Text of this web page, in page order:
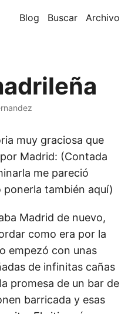
Blog Buscar Archivo
muy graciosa que
Madrid: (Contada
me pareció
también aquí)
Madrid de nuevo,
como era por la
empezó con unas
de infinitas cañas
promesa de un bar de
barricada y esas